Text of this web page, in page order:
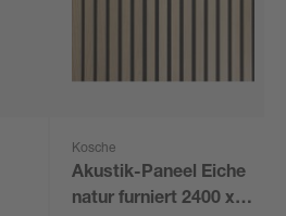
Kosche
Akustik-Paneel Eiche
natur furniert 2400 x